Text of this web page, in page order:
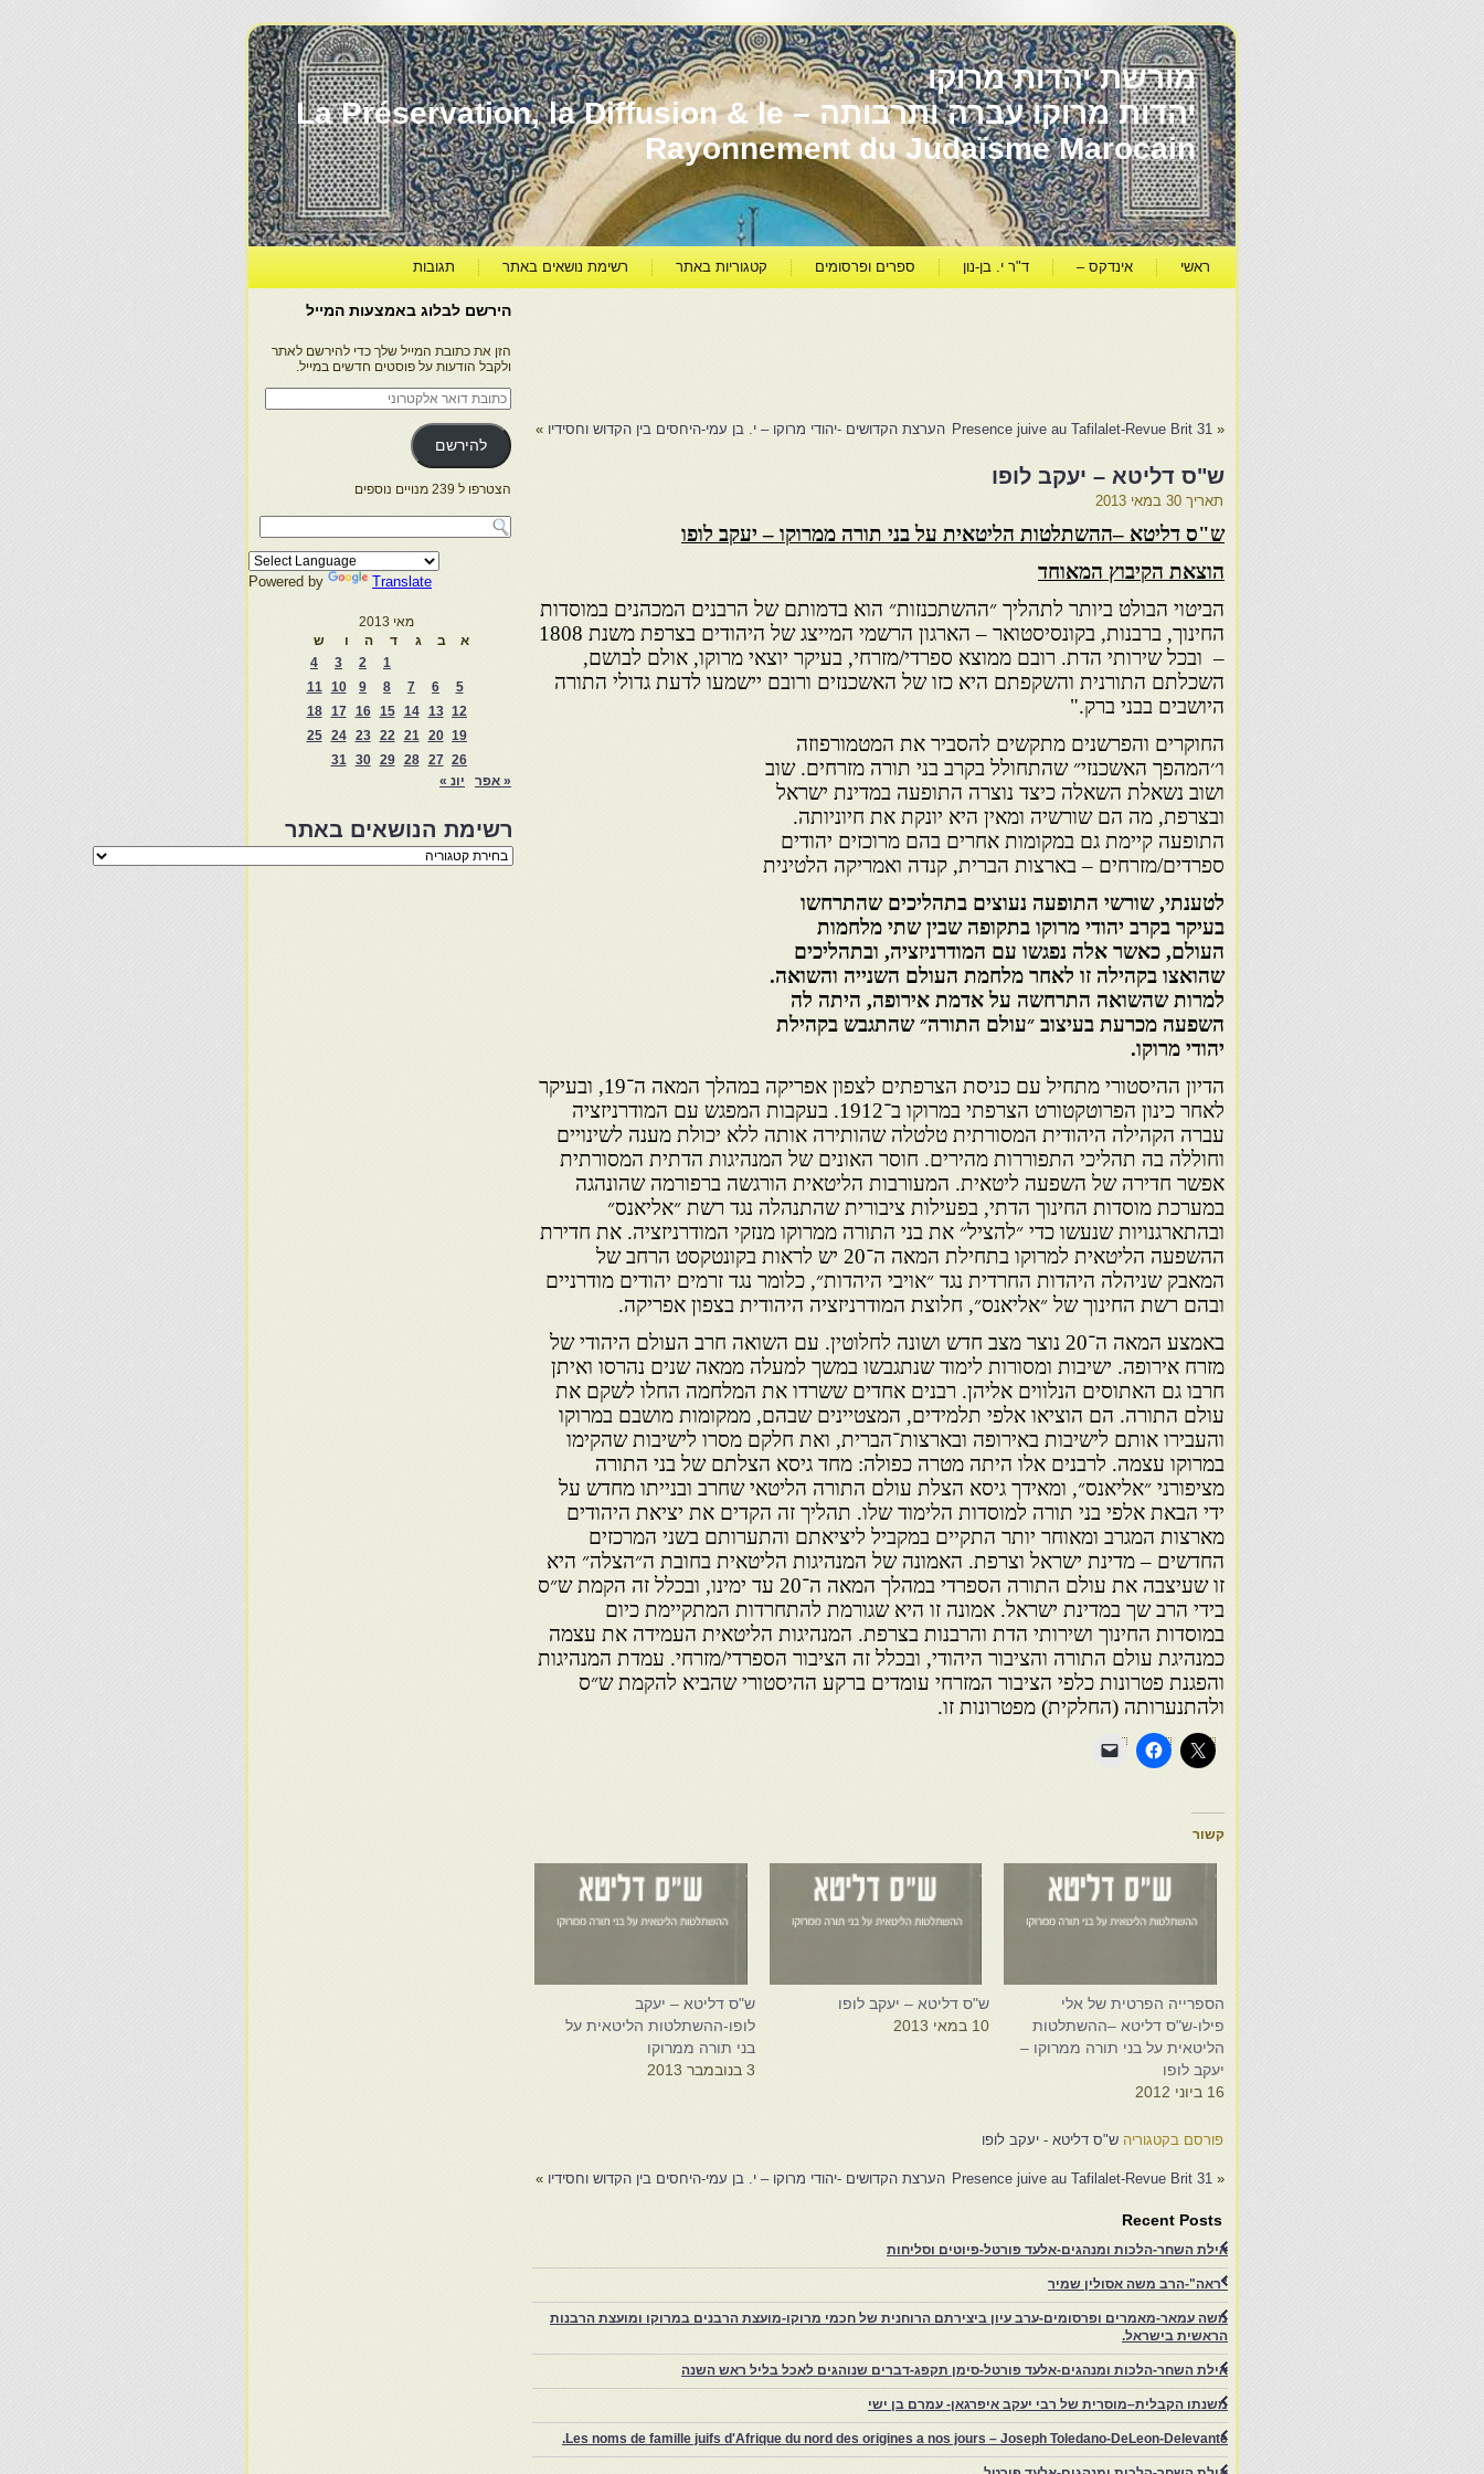
מורשת יהדות מרוקו
יהדות מרוקו עברה ותרבותה – La Préservation, la Diffusion & le
Rayonnement du Judaïsme Marocain
ראשי אינדקס – ד"ר י. בן-נון ספרים ופרסומים קטגוריות באתר רשימת נושאים באתר תגובות
«
Presence juive au Tafilalet-Revue Brit 31 הערצת הקדושים -יהודי מרוקו – י. בן עמי-היחסים בין הקדוש וחסידיו »
ש"ס דליטא – יעקב לופו
תאריך 30 במאי 2013
ש"ס דליטא –ההשתלטות הליטאית על בני תורה ממרוקו – יעקב לופו
הוצאת הקיבוץ המאוחד
הביטוי הבולט ביותר לתהליך ״ההשתכנזות״ הוא בדמותם של הרבנים המכהנים במוסדות
החינוך, ברבנות, בקונסיסטואר – הארגון הרשמי המייצג של היהודים בצרפת משנת 1808
– ובכל שירותי הדת. רובם ממוצא ספרדי/מזרחי, בעיקר יוצאי מרוקו, אולם לבושם,
השכלתם התורנית והשקפתם היא כזו של האשכנזים ורובם יישמעו לדעת גדולי התורה
היושבים בבני ברק."
החוקרים והפרשנים מתקשים להסביר את המטמורפוזה
ו׳׳המהפך האשכנזי״ שהתחולל בקרב בני תורה מזרחים. שוב
ושוב נשאלת השאלה כיצד נוצרה התופעה במדינת ישראל
ובצרפת, מה הם שורשיה ומאין היא יונקת את חיוניותה.
התופעה קיימת גם במקומות אחרים בהם מרוכזים יהודים
ספרדים/מזרחים – בארצות הברית, קנדה ואמריקה הלטינית
לטענתי, שורשי התופעה נעוצים בתהליכים שהתרחשו
בעיקר בקרב יהודי מרוקו בתקופה שבין שתי מלחמות
העולם, כאשר אלה נפגשו עם המודרניזציה, ובתהליכים
שהואצו בקהילה זו לאחר מלחמת העולם השנייה והשואה.
למרות שהשואה התרחשה על אדמת אירופה, היתה לה
השפעה מכרעת בעיצוב ״עולם התורה״ שהתגבש בקהילת
יהודי מרוקו.
הדיון ההיסטורי מתחיל עם כניסת הצרפתים לצפון אפריקה במהלך המאה ה־19, ובעיקר
לאחר כינון הפרוטקטורט הצרפתי במרוקו ב־1912. בעקבות המפגש עם המודרניזציה
עברה הקהילה היהודית המסורתית טלטלה שהותירה אותה ללא יכולת מענה לשינויים
וחוללה בה תהליכי התפוררות מהירים. חוסר האונים של המנהיגות הדתית המסורתית
אפשר חדירה של השפעה ליטאית. המעורבות הליטאית הורגשה ברפורמה שהונהגה
במערכת מוסדות החינוך הדתי, בפעילות ציבורית שהתנהלה נגד רשת ״אליאנס״
ובהתארגנויות שנעשו כדי ״להציל״ את בני התורה ממרוקו מנזקי המודרניזציה. את חדירת
ההשפעה הליטאית למרוקו בתחילת המאה ה־20 יש לראות בקונטקסט הרחב של
המאבק שניהלה היהדות החרדית נגד ״אויבי היהדות״, כלומר נגד זרמים יהודים מודרניים
ובהם רשת החינוך של ״אליאנס״, חלוצת המודרניזציה היהודית בצפון אפריקה.
באמצע המאה ה־20 נוצר מצב חדש ושונה לחלוטין. עם השואה חרב העולם היהודי של
מזרח אירופה. ישיבות ומסורות לימוד שנתגבשו במשך למעלה ממאה שנים נהרסו ואיתן
חרבו גם האתוסים הנלווים אליהן. רבנים אחדים ששרדו את המלחמה החלו לשקם את
עולם התורה. הם הוציאו אלפי תלמידים, המצטיינים שבהם, ממקומות מושבם במרוקו
והעבירו אותם לישיבות באירופה ובארצות־הברית, ואת חלקם מסרו לישיבות שהקימו
במרוקו עצמה. לרבנים אלו היתה מטרה כפולה: מחד גיסא הצלתם של בני התורה
מציפורני ״אליאנס״, ומאידך גיסא הצלת עולם התורה הליטאי שחרב ובנייתו מחדש על
ידי הבאת אלפי בני תורה למוסדות הלימוד שלו. תהליך זה הקדים את יציאת היהודים
מארצות המגרב ומאוחר יותר התקיים במקביל ליציאתם והתערותם בשני המרכזים
החדשים – מדינת ישראל וצרפת. האמונה של המנהיגות הליטאית בחובת ה״הצלה״ היא
זו שעיצבה את עולם התורה הספרדי במהלך המאה ה־20 עד ימינו, ובכלל זה הקמת ש״ס
בידי הרב שך במדינת ישראל. אמונה זו היא שגורמת להתחרדות המתקיימת כיום
במוסדות החינוך ושירותי הדת והרבנות בצרפת. המנהיגות הליטאית העמידה את עצמה
כמנהיגת עולם התורה והציבור היהודי, ובכלל זה הציבור הספרדי/מזרחי. עמדת המנהיגות
והפגנת פטרונות כלפי הציבור המזרחי עומדים ברקע ההיסטורי שהביא להקמת ש״ס
ולהתנערותה (החלקית) מפטרונות זו.
קשור
הספרייה הפרטית של אלי
פילו-ש"ס דליטא –ההשתלטות
הליטאית על בני תורה ממרוקו –
יעקב לופו
16 ביוני 2012
ש"ס דליטא – יעקב לופו
10 במאי 2013
ש"ס דליטא – יעקב
לופו-ההשתלטות הליטאית על
בני תורה ממרוקו
3 בנובמבר 2013
פורסם בקטגוריה ש"ס דליטא - יעקב לופו
«
Presence juive au Tafilalet-Revue Brit 31 הערצת הקדושים -יהודי מרוקו – י. בן עמי-היחסים בין הקדוש וחסידיו »
Recent Posts
אילת השחר-הלכות ומנהגים-אלעד פורטל-פיוטים וסליחות
"ראה"-הרב משה אסולין שמיר
משה עמאר-מאמרים ופרסומים-ערב עיון ביצירתם הרוחנית של חכמי מרוקו-מועצת הרבנים במרוקו ומועצת הרבנות
הראשית בישראל.
אילת השחר-הלכות ומנהגים-אלעד פורטל-סימן תקפג-דברים שנוהגים לאכל בליל ראש השנה
משנתו הקבלית–מוסרית של רבי יעקב איפרגאן- עמרם בן ישי
Les noms de famille juifs d'Afrique du nord des origines a nos jours – Joseph Toledano-DeLeon-Delevante.
הירשם לבלוג באמצעות המייל
הזן את כתובת המייל שלך כדי להירשם לאתר
ולקבל הודעות על פוסטים חדשים במייל.
כתובת
דואר
אלקטרוני
להירשם
הצטרפו ל 239 מנויים נוספים
Powered by Translate
מאי 2013
א
ב ג ד ה ו
ש
1
2
3
4
5
6
7
8
9
10
11
12
13
14
15
16
17
18
19
20
21
22
23
24
25
26
27
28
29
30
31
« אפר
יונ »
רשימת הנושאים באתר
רשימת
הנושאים